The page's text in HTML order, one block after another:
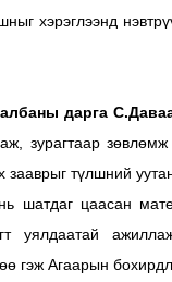
хэрэглээнд
дарга
зурагтаар
зааврыг түлшний
шатдаг цаасан
уялдаатай
гэж Агаарын